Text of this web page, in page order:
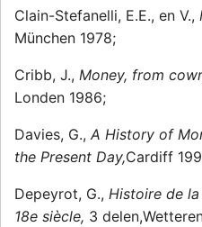
Clain-Stefanelli, E.E., en V.,
München 1978;
Cribb, J., Money, from
Londen 1986;
Davies, G., A History of
the Present Day,Cardiff
Depeyrot, G., Histoire de
18e siècle, 3